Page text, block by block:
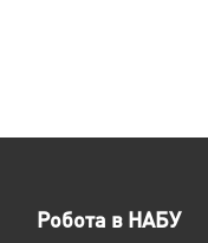
Робота в НАБУ